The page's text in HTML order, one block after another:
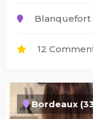
Blanquefort
12
Bordeaux